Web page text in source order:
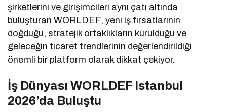
şirketlerini ve girişimcileri aynı çatı altında
buluşturan WORLDEF, yeni iş fırsatlarının
doğduğu, stratejik ortaklıkların kurulduğu ve
geleceğin ticaret trendlerinin değerlendirildiği
önemli bir platform olarak dikkat çekiyor.
İş Dünyası WORLDEF Istanbul
2026’da Buluştu